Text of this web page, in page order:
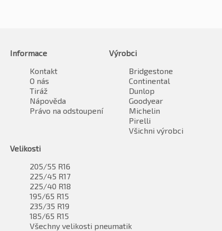
Informace
Kontakt
O nás
Tiráž
Nápověda
Právo na odstoupení
Výrobci
Bridgestone
Continental
Dunlop
Goodyear
Michelin
Pirelli
Všichni výrobci
Velikosti
205/55 R16
225/45 R17
225/40 R18
195/65 R15
235/35 R19
185/65 R15
Všechny velikosti pneumatik